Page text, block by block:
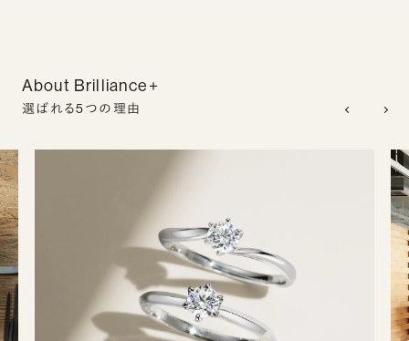
About Brilliance+
選ばれる5つの理由